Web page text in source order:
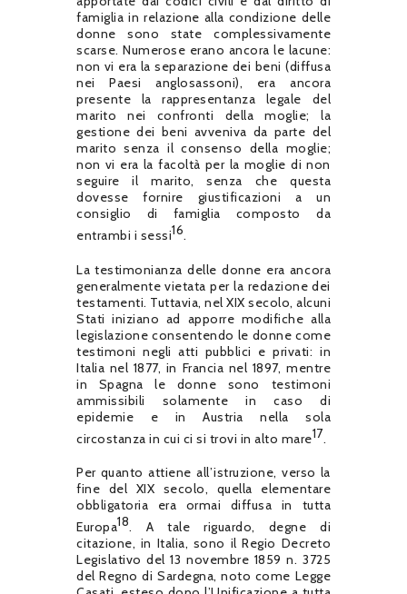
famiglia in relazione alla condizione delle
donne sono state complessivamente
scarse. Numerose erano ancora le lacune:
non vi era la separazione dei beni (diffusa
nei Paesi anglosassoni), era ancora
presente la rappresentanza legale del
marito nei confronti della moglie; la
gestione dei beni avveniva da parte del
marito senza il consenso della moglie;
non vi era la facoltà per la moglie di non
seguire il marito, senza che questa
dovesse fornire giustificazioni a un
consiglio di famiglia composto da
entrambi i sessi16.
La testimonianza delle donne era ancora
generalmente vietata per la redazione dei
testamenti. Tuttavia, nel XIX secolo, alcuni
Stati iniziano ad apporre modifiche alla
legislazione consentendo le donne come
testimoni negli atti pubblici e privati: in
Italia nel 1877, in Francia nel 1897, mentre
in Spagna le donne sono testimoni
ammissibili solamente in caso di
epidemie e in Austria nella sola
circostanza in cui ci si trovi in alto mare17.
Per quanto attiene all’istruzione, verso la
fine del XIX secolo, quella elementare
obbligatoria era ormai diffusa in tutta
Europa18. A tale riguardo, degne di
citazione, in Italia, sono il Regio Decreto
Legislativo del 13 novembre 1859 n. 3725
del Regno di Sardegna, noto come Legge